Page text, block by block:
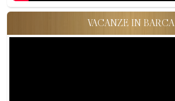
VACANZE IN BARCA